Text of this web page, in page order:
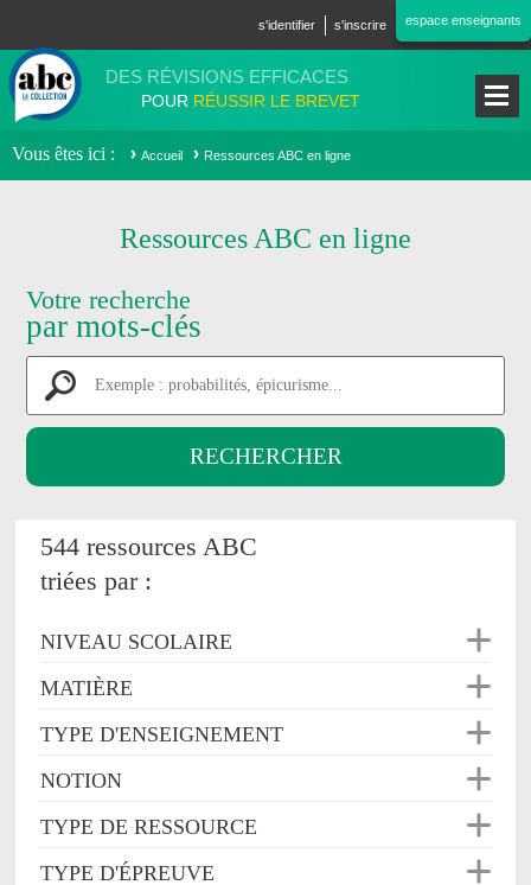
s'identifier s'inscrire espace enseignants
DES RÉVISIONS EFFICACES
POUR RÉUSSIR LE BREVET
Vous êtes ici Accueil Ressources ABC en ligne
Ressources ABC en ligne
Votre recherche
par mots-clés
544 ressources ABC
triées par :
NIVEAU SCOLAIRE
MATIÈRE
TYPE D'ENSEIGNEMENT
NOTION
TYPE DE RESSOURCE
TYPE D'ÉPREUVE